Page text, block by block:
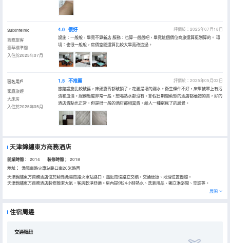
Suixinfeinic
商務旅客
豪華標準間
入住於2025年07月
4.0 很好
評價於：2025年07月18日
設施：一般般，畢竟不算新店 服務：也算一般般吧，畢竟這個價位商旅還算挺划算的。 環
境：也很一般般，房價空間還算比較大畢竟改造過。
匿名用戶
家庭旅遊
大床房
入住於2025年05月
1.5 不推薦
評價於：2025年05月02日
旅館設施比較破舊，床頭靠背都破損了，花灑是壞的漏水。衞生條件不好，床單被罩上有污
漬和血漬。服務態度非常一般。想喝熱水都沒有。節假日期間薊縣的酒店都離譜的貴，好的
酒店貴點也正常，但是很一般的酒店都相當貴，給人一種窮瘋了的感覺。
天津錦繡東方商務酒店
開業時間： 2014 装修時間； 2018
地址：
漁陽南路火車站路口南20米路西
天津錦繡東方商務酒店位於薊縣漁陽南路火車站路口，臨近南環路立交橋，交通便捷、地理位置優越。
天津錦繡東方商務酒店裝修簡潔大氣，客房乾淨舒適。房內提供24小時熱水、洗漱用品、獨立淋浴間、空調等。
展開
住宿周邊
交通樞紐